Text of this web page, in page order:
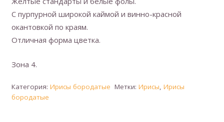
С пурпурной широкой каймой и винно-красной
окантовкой по краям.
Отличная форма цветка.
Зона 4.
Категория: Ирисы бородатые Метки: Ирисы, Ирисы
бородатые